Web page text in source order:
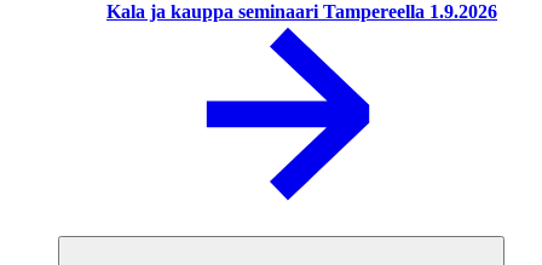
Kala ja kauppa seminaari Tampereella 1.9.2026